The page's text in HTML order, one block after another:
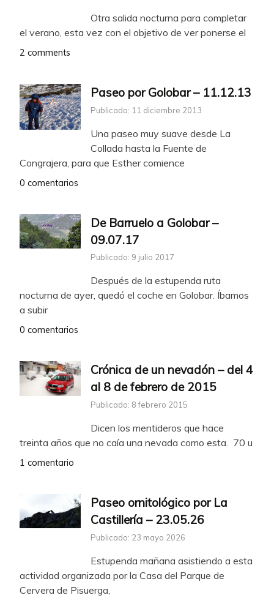
Otra salida nocturna para completar
el verano, esta vez con el objetivo de ver ponerse el
2 comments
Paseo por Golobar – 11.12.13
Publicado: 11 diciembre 2013
Una paseo muy suave desde La
Collada hasta la Fuente de
Congrajera, para que Esther comience
0 comentarios
De Barruelo a Golobar –
09.07.17
Publicado: 9 julio 2017
Después de la estupenda ruta
nocturna de ayer, quedó el coche en Golobar. Íbamos
a subir
0 comentarios
Crónica de un nevadón – del 4
al 8 de febrero de 2015
Publicado: 8 febrero 2015
Dicen los mentideros que hace
treinta años que no caía una nevada como esta. 70 u
1 comentario
Paseo ornitológico por La
Castillería – 23.05.26
Publicado: 23 mayo 2026
Estupenda mañana asistiendo a esta
actividad organizada por la Casa del Parque de
Cervera de Pisuerga,